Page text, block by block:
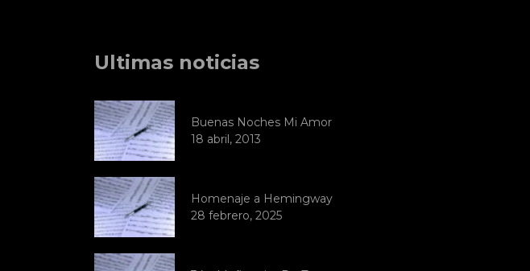
Ultimas noticias
Buenas Noches Mi Amor
18 abril, 2013
Homenaje a Hemingway
28 febrero, 2025